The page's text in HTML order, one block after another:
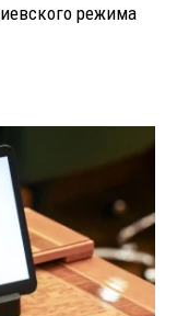
режима